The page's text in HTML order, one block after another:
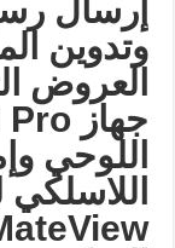
إرسال
وتدوين
العروض
جهاز HUAWEI MatePad Pro
اللوحي